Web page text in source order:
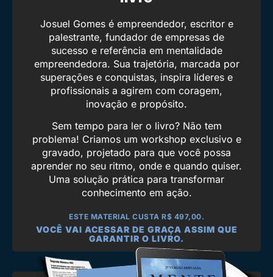
Josuel Gomes é empreendedor, escritor e
palestrante, fundador de empresas de
sucesso e referência em mentalidade
empreendedora. Sua trajetória, marcada por
superações e conquistas, inspira líderes e
profissionais a agirem com coragem,
inovação e propósito.
Sem tempo para ler o livro? Não tem
problema! Criamos um workshop exclusivo e
gravado, projetado para que você possa
aprender no seu ritmo, onde e quando quiser.
Uma solução prática para transformar
conhecimento em ação.
ESTE MATERIAL CUSTA R$ 497,00.
VOCÊ VAI ACESSAR DE GRAÇA ASSIM QUE
GARANTIR O LIVRO.